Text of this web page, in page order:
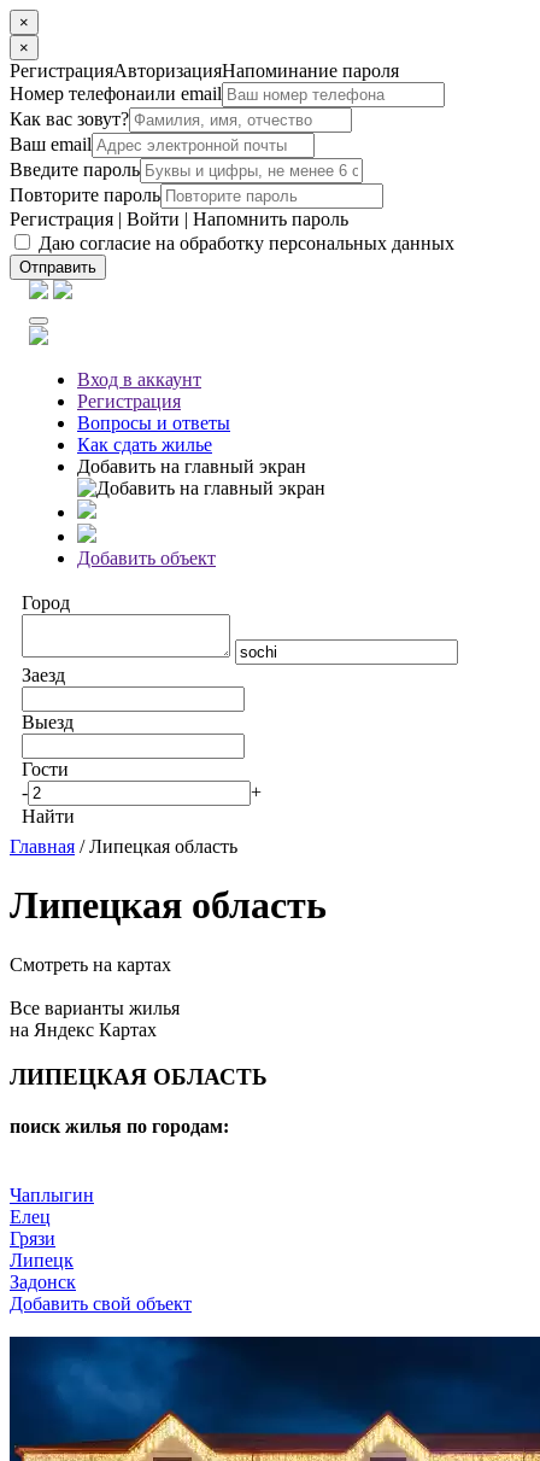
×
×
РегистрацияАвторизацияНапоминание пароля
Номер телефонаили email
Как вас зовут?
Ваш email
Введите пароль
Повторите пароль
Регистрация | Войти | Напомнить пароль
Даю согласие на обработку персональных данных
Отправить
Вход в аккаунт
Регистрация
Вопросы и ответы
Как сдать жилье
Добавить на главный экран
Добавить объект
Город
Заезд
Выезд
Гости
-
+
Найти
Главная / Липецкая область
Липецкая область
Смотреть на картах
Все варианты жилья
на Яндекс Картах
ЛИПЕЦКАЯ ОБЛАСТЬ
поиск жилья по городам:
Чаплыгин
Елец
Грязи
Липецк
Задонск
Добавить свой объект